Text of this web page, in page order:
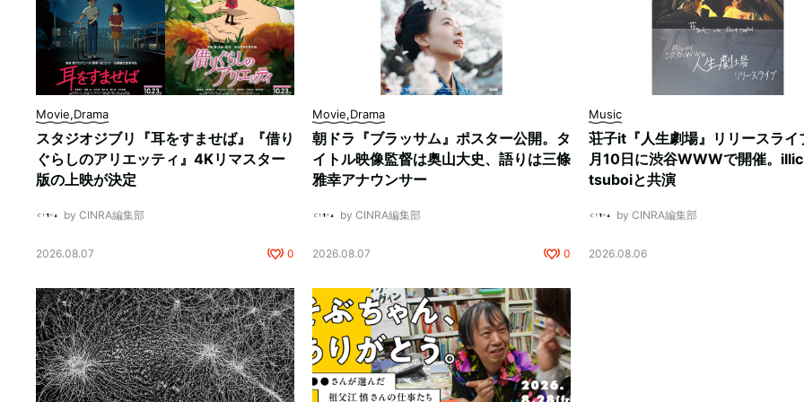
Movie,Drama
スタジオジブリ『耳をすませば』『借り
ぐらしのアリエッティ』4Kリマスター
版の上映が決定
by CINRA編集部
2026.08.07 0
Movie,Drama
朝ドラ『ブラッサム』ポスター公開。タ
イトル映像監督は奥山大史、語りは三條
雅幸アナウンサー
by CINRA編集部
2026.08.07 0
Music
荘子it『人生劇場』リリースライ
月10日に渋谷WWWで開催。
tsuboiと共演
by CINRA編集部
2026.08.06